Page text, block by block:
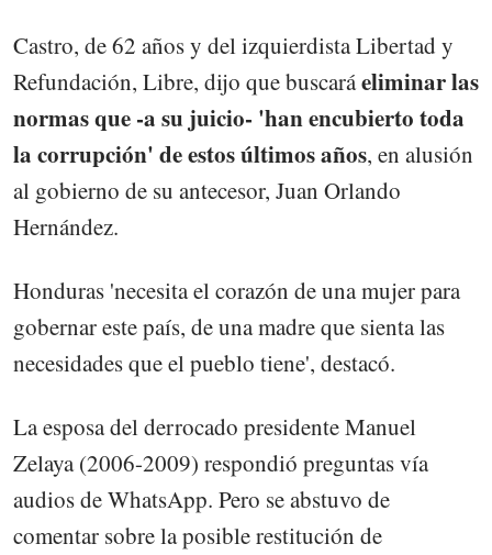
Castro, de 62 años y del izquierdista Libertad y
Refundación, Libre, dijo que buscaráeliminar las
normas que -a su juicio- 'han encubierto toda
la corrupción' de estos últimos años, en alusión
al gobierno de su antecesor, Juan Orlando
Hernández.
Honduras 'necesita el corazón de una mujer para
gobernar este país, de una madre que sienta las
necesidades que el pueblo tiene', destacó.
La esposa del derrocado presidente Manuel
Zelaya (2006-2009) respondió preguntas vía
audios de WhatsApp. Pero se abstuvo de
comentar sobre la posible restitución de